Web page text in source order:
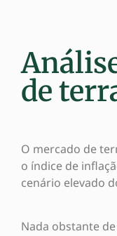
de
O mercado de
o índice de
cenário elevado
Nada obstante